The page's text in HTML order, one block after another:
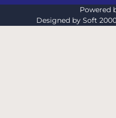
Powered
Designed by Soft